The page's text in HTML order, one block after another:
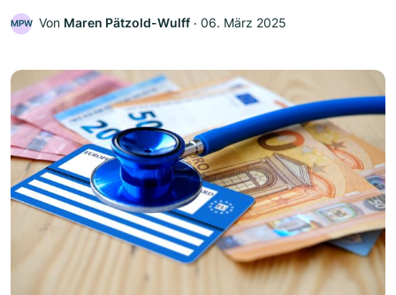
MPW Von Maren Pätzold-Wulff ‧ 06. März 2025